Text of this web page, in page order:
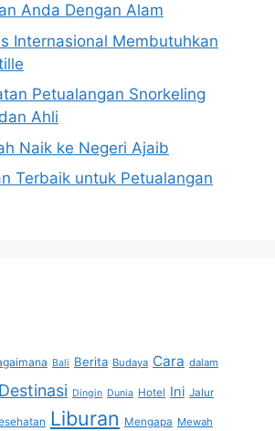
Anda Dengan Alam
Internasional Membutuhkan
Petualangan Snorkeling
Ahli
Naik ke Negeri Ajaib
Terbaik untuk Petualangan
Bali Berita Budaya Cara dalam
Destinasi Dingin Dunia Hotel Ini Jalur
Liburan Mengapa Mewah